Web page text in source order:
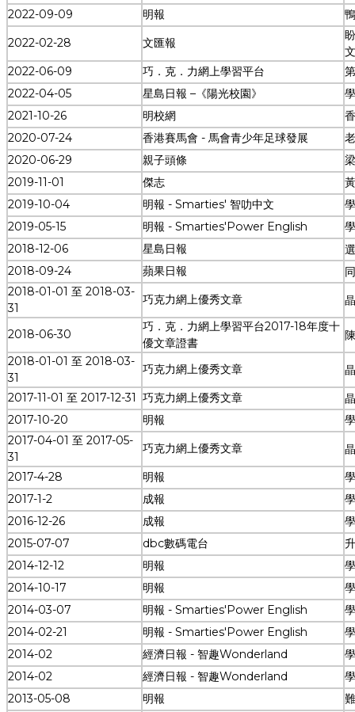
2022-09-09
明報
2022-02-28
文匯報
2022-06-09
巧．克．力網上學習平台
2022-04-05
星島日報 –《陽光校園》
2021-10-26
明校網
2020-07-24
香港賽馬會 - 馬會青少年足球發展
2020-06-29
親子頭條
2019-11-01
傑志
2019-10-04
明報 - Smarties' 智叻中文
2019-05-15
明報 - Smarties'Power English
2018-12-06
星島日報
2018-09-24
蘋果日報
2018-01-01 至 2018-03-
31
巧克力網上優秀文章
2018-06-30
巧．克．力網上學習平台2017-18年度十
優文章證書
2018-01-01 至 2018-03-
31
巧克力網上優秀文章
2017-11-01 至 2017-12-31 巧克力網上優秀文章
2017-10-20
明報
2017-04-01 至 2017-05-
31
巧克力網上優秀文章
2017-4-28
明報
2017-1-2
成報
2016-12-26
成報
2015-07-07
dbc數碼電台
2014-12-12
明報
2014-10-17
明報
2014-03-07
明報 - Smarties'Power English
2014-02-21
明報 - Smarties'Power English
2014-02
經濟日報 - 智趣Wonderland
2014-02
經濟日報 - 智趣Wonderland
2013-05-08
明報